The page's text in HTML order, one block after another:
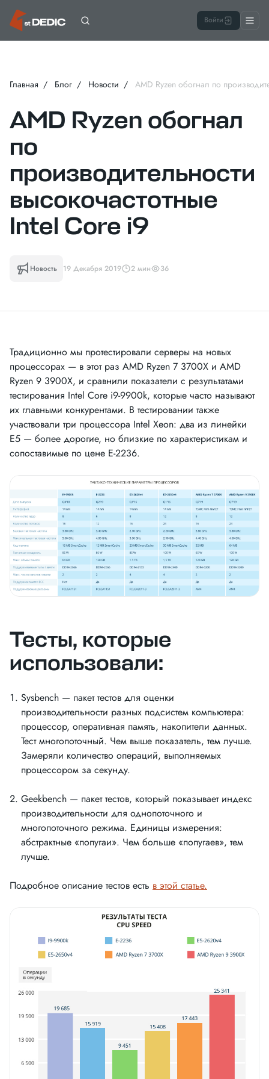
Войти
Главная Блог Новости AMD Ryzen обогнал по
AMD Ryzen обогнал
по
производительности
высокочастотные
Intel Core i9
Новость 19 Декабря 2019 2 мин 36
Традиционно мы протестировали серверы на новых
процессорах — в этот раз AMD Ryzen 7 3700Х и AMD
Ryzen 9 3900Х, и сравнили показатели с результатами
тестирования Intel Core i9-9900k, которые часто называют
их главными конкурентами. В тестировании также
участвовали три процессора Intel Xeon: два из линейки
E5 — более дорогие, но близкие по характеристикам и
сопоставимые по цене E-2236.
Тесты, которые
использовали:
Sysbench — пакет тестов для оценки
производительности разных подсистем компьютера:
процессор, оперативная память, накопители данных.
Тест многопоточный. Чем выше показатель, тем лучше.
Замеряли количество операций, выполняемых
процессором за секунду.
Geekbench — пакет тестов, который показывает индекс
производительности для однопоточного и
многопоточного режима. Единицы измерения:
абстрактные «попугаи». Чем больше «попугаев», тем
лучше.
Подробное описание тестов есть в этой статье.